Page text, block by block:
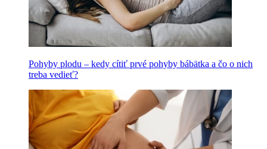
Pohyby plodu – kedy cítiť prvé pohyby bábätka a čo o nich
treba vedieť?